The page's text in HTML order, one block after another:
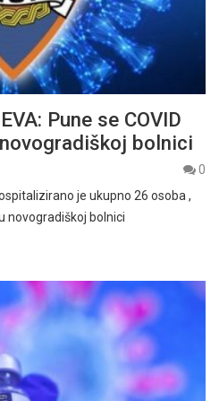
Pune se COVID
bolnici
0
je ukupno 26 osoba ,
novogradiškoj bolnici